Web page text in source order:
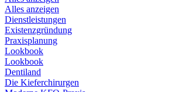
Alles anzeigen
Dienstleistungen
Existenzgründung
Praxisplanung
Lookbook
Lookbook
Dentiland
Die Kieferchirurgen